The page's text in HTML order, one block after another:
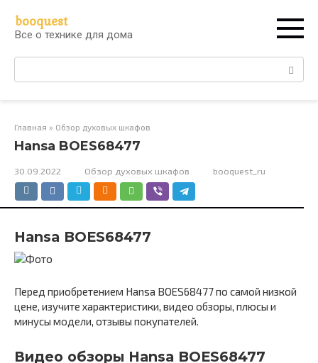
контенту
booquest
Все о технике для дома
Поиск:
Главная » Обзор духовых шкафов
Hansa BOES68477
30.09.2022 Обзор духовых шкафов booquest_ru
Hansa BOES68477
Перед приобретением Hansa BOES68477 по самой низкой
цене, изучите характеристики, видео обзоры, плюсы и
минусы модели, отзывы покупателей.
Видео обзоры Hansa BOES68477